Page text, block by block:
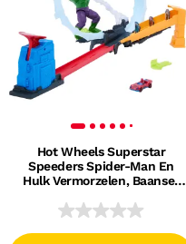
Hot Wheels Superstar
Speeders Spider-Man En
Hulk Vermorzelen, Baanset
Voertuig